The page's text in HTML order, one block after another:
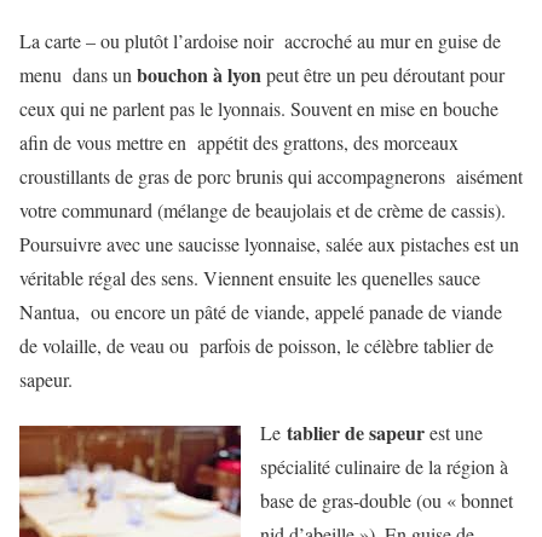
La carte – ou plutôt l’ardoise noir accroché au mur en guise de
menu dans unbouchon à lyonpeut être un peu déroutant pour
ceux qui ne parlent pas le lyonnais. Souvent en mise en bouche
afin de vous mettre en appétit des grattons, des morceaux
croustillants de gras de porc brunis qui accompagnerons aisément
votre communard (mélange de beaujolais et de crème de cassis).
Poursuivre avec une saucisse lyonnaise, salée aux pistaches est un
véritable régal des sens. Viennent ensuite les quenelles sauce
Nantua, ou encore un pâté de viande, appelé panade de viande
de volaille, de veau ou parfois de poisson, le célèbre tablier de
sapeur.
Le tablier de sapeurest une
spécialité culinaire de la région à
base de gras-double (ou « bonnet